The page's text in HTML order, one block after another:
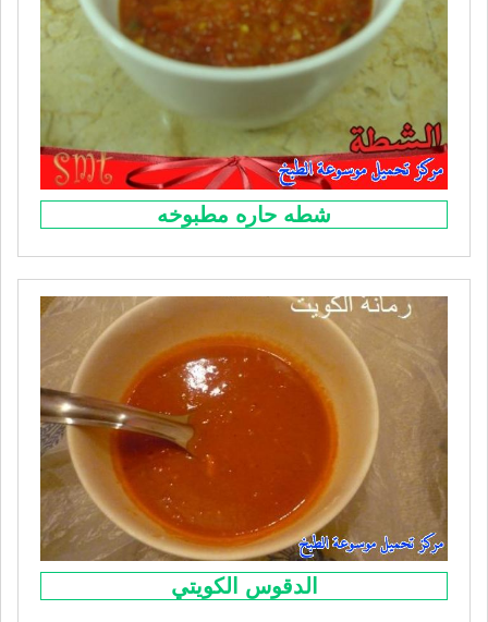
شطه حاره مطبوخه
الدقوس الكويتي